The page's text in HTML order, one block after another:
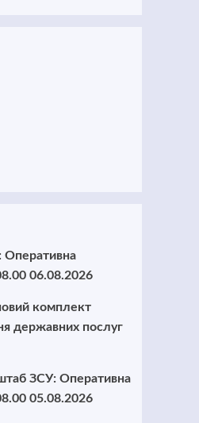
Оперативна
06.08.2026
комплект
державних послуг
ЗСУ: Оперативна
05.08.2026